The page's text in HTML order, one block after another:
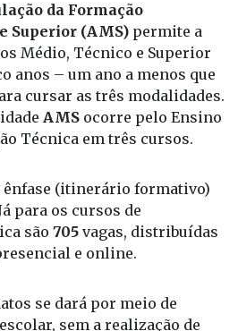
da Formação
Superior (AMS) permite a
Médio, Técnico e Superior
anos – um ano a menos que
cursar as três modalidades.
AMS ocorre pelo Ensino
Técnica em três cursos.
ênfase (itinerário formativo)
para os cursos de
são 705 vagas, distribuídas
e online.
se dará por meio de
sem a realização de